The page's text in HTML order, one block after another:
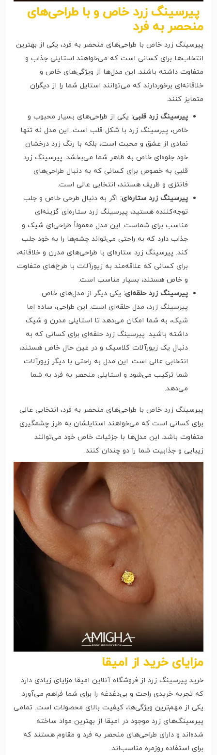
پیرسینگ زرد خاص و با طراحی‌های
منحصر به فرد
پیرسینگ زرد خاص با طراحی‌های منحصر به فرد، یکی از بهترین
انتخاب‌ها برای کسانی است که می‌خواهند استایلی جذاب و
متفاوت داشته باشند. این مدل‌ها از ویژگی‌های خاص و
خلاقانه‌ای برخوردارند که می‌توانند استایل شما را از دیگران
متمایز کنند.
پیرسینگ زرد قلبی: یکی از طراحی‌های بسیار محبوب و
خاص، پیرسینگ زرد با شکل قلب است. این مدل نه تنها
نمادی از عشق و محبت است، بلکه با رنگ زرد درخشان
خود جلوه‌ای خاص به ظاهر شما می‌بخشد. پیرسینگ زرد
قلبی به خصوص برای کسانی که به دنبال طراحی‌های
فانتزی و ظریف هستند، انتخابی عالی است.
پیرسینگ زرد ستاره‌ای: اگر به دنبال طرحی خاص و جلب
توجه‌کننده هستید، پیرسینگ زرد ستاره‌ای گزینه‌ای
مناسب برای شماست. این مدل معمولاً طراحی‌ای شیک و
جذاب دارد که به راحتی می‌تواند چشم‌ها را به خود جلب
کند. پیرسینگ زرد ستاره‌ای با طراحی‌های مدرن و خلاقانه،
برای کسانی که علاقه‌مند به زیورآلات با طرح‌های متفاوت
و خاص هستند، بسیار مناسب است.
پیرسینگ زرد حلقه‌ای: یکی دیگر از مدل‌های خاص
پیرسینگ زرد، مدل حلقه‌ای است. این طراحی، ساده اما
شیک، به شما امکان می‌دهد تا استایلی مدرن و شیک
داشته باشید. پیرسینگ زرد حلقه‌ای برای کسانی که به
دنبال یک زیورآلات کلاسیک و در عین حال خاص هستند،
انتخابی عالی است. این مدل به راحتی با دیگر زیورآلات
شما ترکیب می‌شود و استایلی منحصر به فرد به شما
می‌دهد.
پیرسینگ زرد خاص با طراحی‌های منحصر به فرد، انتخابی عالی
برای کسانی است که می‌خواهند استایلشان به طرز چشمگیری
متفاوت باشد. این مدل‌ها با جزئیات خاص خود می‌توانند
زیبایی و جذابیت شما را دو چندان کنند.
مزایای خرید از امیقا
خرید پیرسینگ زرد از فروشگاه آنلاین امیقا مزایای زیادی دارد
که تجربه خریدی راحت و بی‌دغدغه را برای شما فراهم می‌آورد.
یکی از مهم‌ترین ویژگی‌ها، کیفیت بالای محصولات است. تمامی
پیرسینگ‌های زرد موجود در امیقا از بهترین مواد ساخته
شده‌اند و دارای طراحی‌های منحصر به فرد و مقاوم هستند که
برای استفاده روزمره مناسب‌اند.